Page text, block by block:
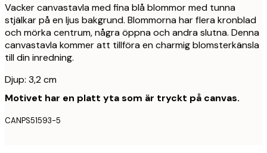
Vacker canvastavla med fina blå blommor med tunna
stjälkar på en ljus bakgrund. Blommorna har flera kronblad
och mörka centrum, några öppna och andra slutna. Denna
canvastavla kommer att tillföra en charmig blomsterkänsla
till din inredning.
Djup: 3,2 cm
Motivet har en platt yta som är tryckt på canvas.
CANPS51593-5